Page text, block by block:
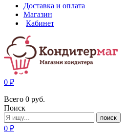
Доставка и оплата
Магазин
Кабинет
0 ₽
Всего 0 руб.
Поиск
поиск
0 ₽